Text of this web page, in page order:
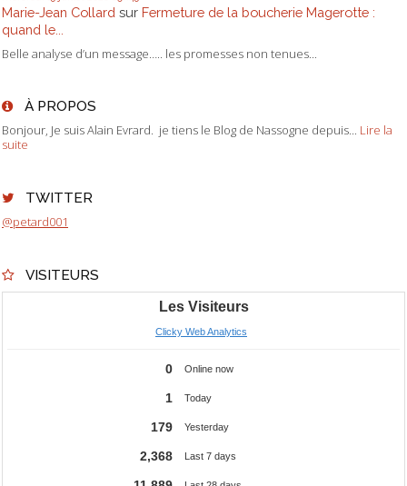
Marie-Jean Collard sur Fermeture de la boucherie Magerotte :
quand le...
Belle analyse d’un message….. les promesses non tenues...
À PROPOS
Bonjour, Je suis Alain Evrard. je tiens le Blog de Nassogne depuis... Lire la
suite
TWITTER
@petard001
VISITEURS